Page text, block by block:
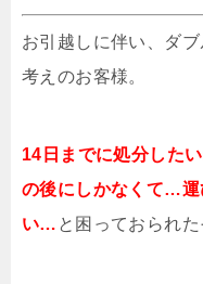
お引越しに伴い、ダ
考えのお客様。
14日までに処分した
の後にしかなくて…運
い… と困っておられた